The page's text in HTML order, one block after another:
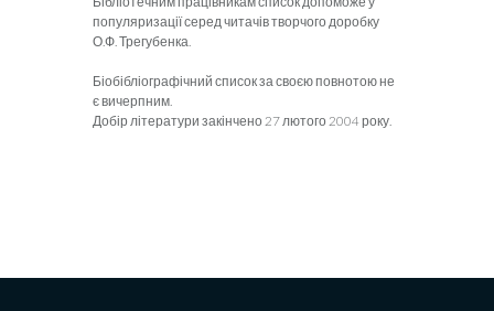
популяризації серед читачів творчого доробку
О.Ф. Трегубенка.
Біобібліографічний список за своєю повнотою не
є вичерпним.
Добір літератури закінчено 27 лютого 2004 року.